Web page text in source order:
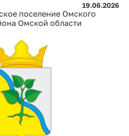
поселение Омского
Омской области
19.06.2026